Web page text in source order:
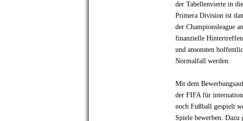
der Tabellenvierte in
Primera Division ist
der Championsleague
finanzielle
und ansonsten
Normalfall werden.
Mit dem
der FIFA für
noch Fußball gespielt
Spiele bewerben.